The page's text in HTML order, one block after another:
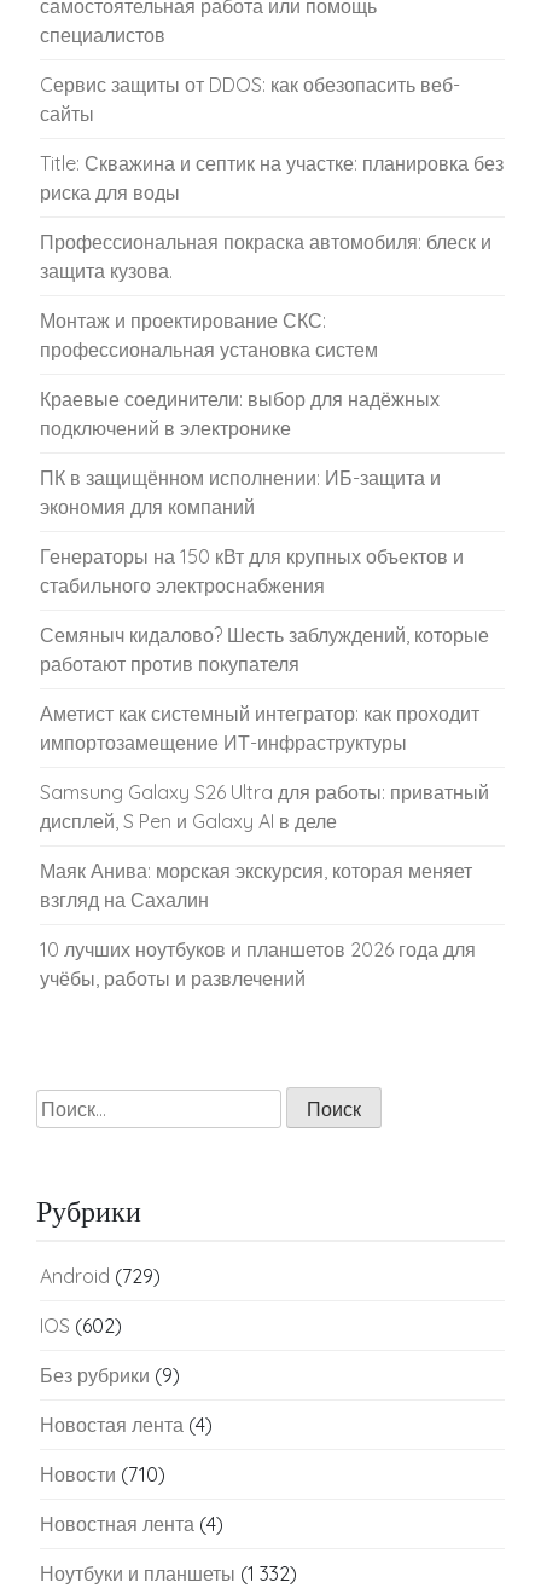
самостоятельная работа или помощь
специалистов
Cервис защиты от DDOS: как обезопасить веб-
сайты
Title: Скважина и септик на участке: планировка без
риска для воды
Профессиональная покраска автомобиля: блеск и
защита кузова.
Монтаж и проектирование СКС:
профессиональная установка систем
Краевые соединители: выбор для надёжных
подключений в электронике
ПК в защищённом исполнении: ИБ-защита и
экономия для компаний
Генераторы на 150 кВт для крупных объектов и
стабильного электроснабжения
Семяныч кидалово? Шесть заблуждений, которые
работают против покупателя
Аметист как системный интегратор: как проходит
импортозамещение ИТ-инфраструктуры
Samsung Galaxy S26 Ultra для работы: приватный
дисплей, S Pen и Galaxy AI в деле
Маяк Анива: морская экскурсия, которая меняет
взгляд на Сахалин
10 лучших ноутбуков и планшетов 2026 года для
учёбы, работы и развлечений
Найти:
Рубрики
Android (729)
IOS (602)
Без рубрики (9)
Новостая лента (4)
Новости (710)
Новостная лента (4)
Ноутбуки и планшеты (1 332)